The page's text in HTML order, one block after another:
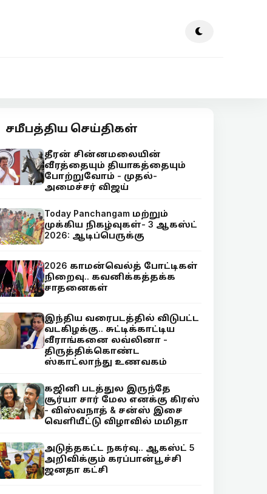
சமீபத்திய செய்திகள்
தீரன் சின்னமலையின்
வீரத்தையும் தியாகத்தையும்
போற்றுவோம் - முதல்-
அமைச்சர் விஜய்
Today Panchangam மற்றும்
முக்கிய நிகழ்வுகள்- 3 ஆகஸ்ட்
2026: ஆடிப்பெருக்கு
2026 காமன்வெல்த் போட்டிகள்
நிறைவு.. கவனிக்கத்தக்க
சாதனைகள்
இந்திய வரைபடத்தில் விடுபட்ட
வடகிழக்கு.. சுட்டிக்காட்டிய
வீராங்கனை லவ்லினா -
திருத்திக்கொண்ட
ஸ்காட்லாந்து உணவகம்
கஜினி படத்துல இருந்தே
சூர்யா சார் மேல எனக்கு கிரஸ்
- விஸ்வநாத் & சன்ஸ் இசை
வெளியீட்டு விழாவில் மமிதா
அடுத்தகட்ட நகர்வு.. ஆகஸ்ட் 5
அறிவிக்கும் கரப்பான்பூச்சி
ஜனதா கட்சி